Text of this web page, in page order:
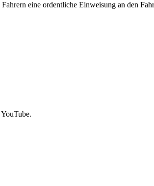
eine ordentliche Einweisung an den